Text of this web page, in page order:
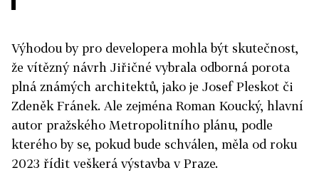
Výhodou by pro developera mohla být skutečnost,
že vítězný návrh Jiřičné vybrala odborná porota
plná známých architektů, jako je Josef Pleskot či
Zdeněk Fránek. Ale zejména Roman Koucký, hlavní
autor pražského Metropolitního plánu, podle
kterého by se, pokud bude schválen, měla od roku
2023 řídit veškerá výstavba v Praze.